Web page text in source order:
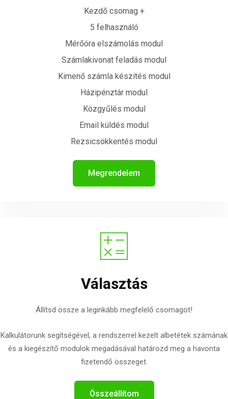
Kezdő csomag +
5 felhasználó
Mérőóra elszámolás modul
Számlakivonat feladás modul
Kimenő számla készítés modul
Házipénztár modul
Közgyűlés modul
Email küldés modul
Rezsicsökkentés modul
Megrendelem
Választás
Állítsd össze a leginkább megfelelő csomagot!
Kalkulátorunk segítségével, a rendszerrel kezelt albetétek számának
és a kiegészítő modulok megadásával határozd meg a havonta
fizetendő összeget.
Összeállítom